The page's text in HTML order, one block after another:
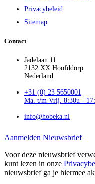
Privacybeleid
Sitemap
Contact
Jadelaan 11
2132 XX Hoofddorp
Nederland
+31 (0) 23 5650001
Ma. t/m Vrij. 8:30u -
info@hobeka.nl
Aanmelden Nieuwsbrief
Voor deze nieuwsbrief
kunt lezen in onze
nieuwsbrief ga je hiermee